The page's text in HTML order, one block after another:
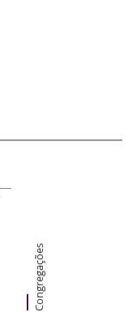
Congregações